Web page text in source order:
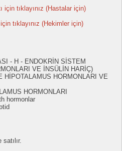
için tıklayınız (Hastalar için)
tıklayınız (Hekimler için)
- H - ENDOKRİN SİSTEM
VE İNSÜLİN HARİÇ)
HİPOTALAMUS HORMONLARI VE
HORMONLARI
hormonlar